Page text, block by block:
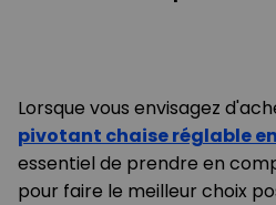
Lorsque vous envisagez
pivotant chaise réglable
essentiel de prendre en
pour faire le meilleur choix